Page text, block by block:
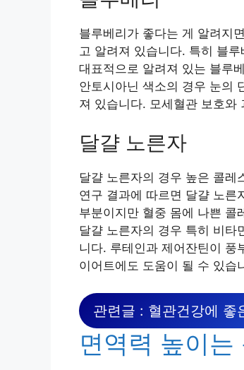
블루베리가 좋다는 게 알려지
고 알려져 있습니다. 특히 블
대표적으로 알려져 있는 블루
안토시아닌 색소의 경우 눈의
져 있습니다. 모세혈관 보호와
달걀 노른자
달걀 노른자의 경우 높은 콜레
연구 결과에 따르면 달걀 노른
부분이지만 혈중 몸에 나쁜 콜
달걀 노른자의 경우 특히 비타
니다. 루테인과 제어잔틴이 풍
이어트에도 도움이 될 수 있습
관련글 : 혈관건강에 좋
면역력 높이는